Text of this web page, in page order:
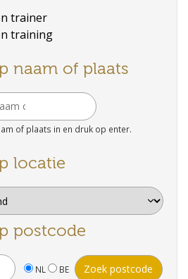
trainer
training
naam of plaats
of plaats in en druk op enter.
locatie
postcode
NL BE